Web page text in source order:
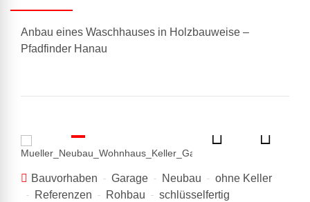
Anbau eines Waschhauses in Holzbauweise –
Pfadfinder Hanau
Bauvorhaben Garage Neubau
ohne Keller
Referenzen
Rohbau
schlüsselfertig